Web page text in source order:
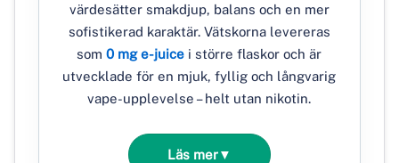
värdesätter smakdjup, balans och en mer
sofistikerad karaktär. Vätskorna levereras
som0 mg e-juice i större flaskor och är
utvecklade för en mjuk, fyllig och långvarig
vape-upplevelse – helt utan nikotin.
Läs mer▼